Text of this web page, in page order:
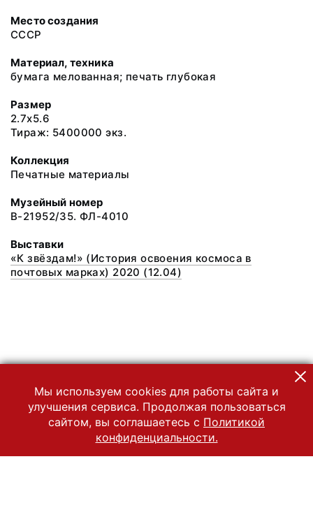
Место создания
СССР
Материал, техника
бумага мелованная; печать глубокая
Размер
2.7x5.6
Тираж: 5400000 экз.
Коллекция
Печатные материалы
Музейный номер
В-21952/35. ФЛ-4010
Выставки
«К звёздам!» (История освоения космоса в
почтовых марках) 2020 (12.04)
Мы используем cookies для работы сайта и
улучшения сервиса. Продолжая пользоваться
сайтом, вы соглашаетесь с Политикой
конфиденциальности.